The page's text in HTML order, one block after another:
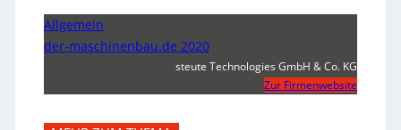
Allgemein
der-maschinenbau.de 2020
steute Technologies GmbH & Co. KG
Zur Firmenwebsite